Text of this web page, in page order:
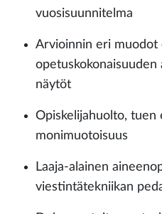
vuosisuunnitelma
Arvioinnin eri muodot
opetuskokonaisuuden
näytöt
Opiskelijahuolto,
monimuotoisuus
Laaja-alainen
viestintätekniikan